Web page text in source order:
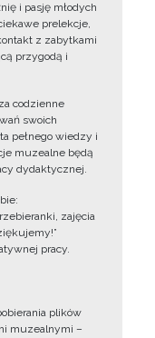
i pasję młodych
prelekcje,
z zabytkami
przygodą i
codzienne
swoich
pełnego wiedzy i
muzealne będą
dydaktycznej.
zajęcia
pracy.
plików
muzealnymi –